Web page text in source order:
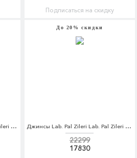
Подписаться на скидку
Джинсы Lab. Pal Zileri Lab. Pal Zileri LA059EMCEJN0
До 20% скидки
Джинсы Lab. Pal Zileri Lab. Pal Zileri LA059EMCEJN1
22299
17830